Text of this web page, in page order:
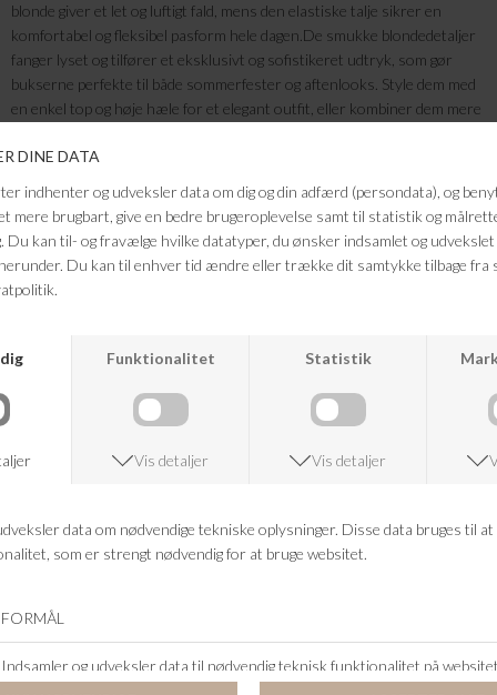
blonde giver et let og luftigt fald, mens den elastiske talje sikrer en
komfortabel og fleksibel pasform hele dagen.De smukke blondedetaljer
fanger lyset og tilfører et eksklusivt og sofistikeret udtryk, som gør
bukserne perfekte til både sommerfester og aftenlooks. Style dem med
en enkel top og høje hæle for et elegant outfit, eller kombiner dem mere
Farve: sort
Kvalitet: 60% bomuld, 40% polyamid
VED KØB OVER 500,-
KUNDESERVICE
+46 86 60 21 22
ANDRE KØBTE OGSÅ